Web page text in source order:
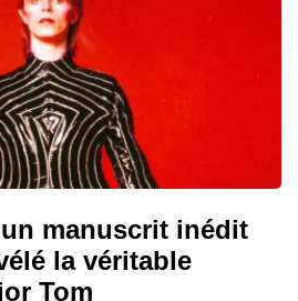
manuscrit inédit
la véritable
Tom